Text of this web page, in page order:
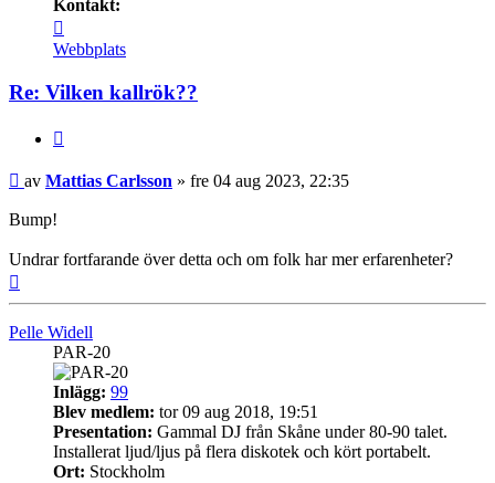
Kontakt:
Mattias
Carlsson
Webbplats
Re: Vilken kallrök??
Inlägg
av Mattias Carlsson » fre 04 aug 2023, 22:35
Bump!
Undrar fortfarande över detta och om folk har mer erfarenheter?
Pelle Widell
PAR-20
Inlägg: 99
Blev medlem: tor 09 aug 2018, 19:51
Presentation: Gammal DJ från Skåne under 80-90 talet.
Installerat ljud/ljus på flera diskotek och kört portabelt.
Ort: Stockholm